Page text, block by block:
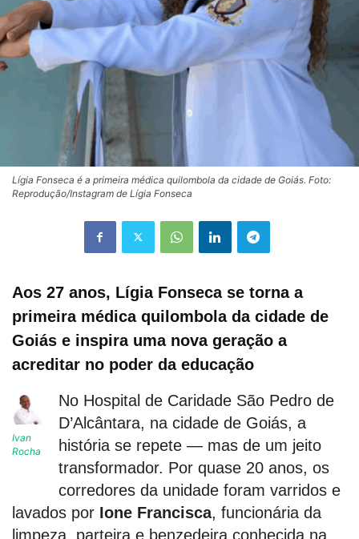
Lígia Fonseca é a primeira médica quilombola da cidade de Goiás. Foto:
Reprodução/Instagram de Lígia Fonseca
Aos 27 anos, Lígia Fonseca se torna a
primeira médica quilombola da cidade de
Goiás e inspira uma nova geração a
acreditar no poder da educação
Ivan
Rocha
No Hospital de Caridade São Pedro de
D’Alcântara, na cidade de Goiás, a
história se repete — mas de um jeito
transformador. Por quase 20 anos, os
corredores da unidade foram varridos e
lavados por Ione Francisca, funcionária da
limpeza, parteira e benzedeira conhecida na